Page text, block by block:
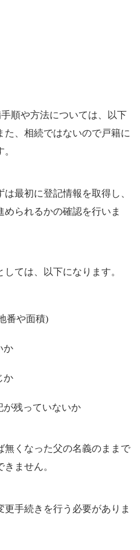
順や方法については、以下
、相続ではないので戸籍に
最初に登記情報を取得し、
られるかの確認を行いま
ては、以下になります。
番や面積)
か
か
が残っていないか
くなった父の名義のままで
ません。
手続きを行う必要がありま